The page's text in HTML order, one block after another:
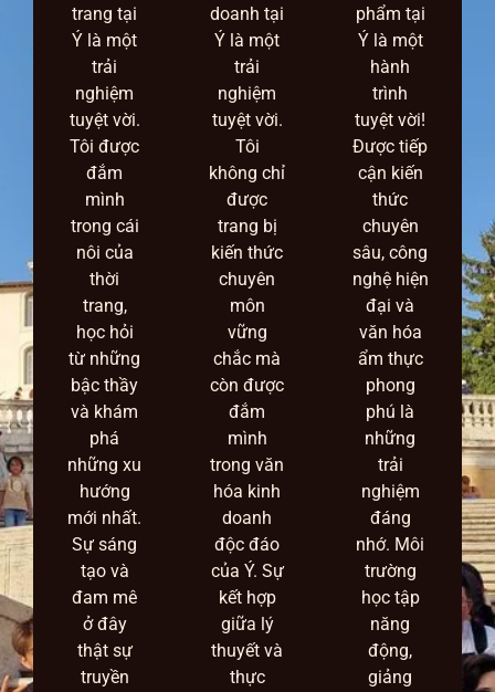
trang tại
Ý là một
trải
nghiệm
tuyệt vời.
Tôi được
đắm
mình
trong cái
nôi của
thời
trang,
học hỏi
từ những
bậc thầy
và khám
phá
những xu
hướng
mới nhất.
Sự sáng
tạo và
đam mê
ở đây
thật sự
truyền
doanh tại
Ý là một
trải
nghiệm
tuyệt vời.
Tôi
không chỉ
được
trang bị
kiến thức
chuyên
môn
vững
chắc mà
còn được
đắm
mình
trong văn
hóa kinh
doanh
độc đáo
của Ý. Sự
kết hợp
giữa lý
thuyết và
thực
phẩm tại
Ý là một
hành
trình
tuyệt vời!
Được tiếp
cận kiến
thức
chuyên
sâu, công
nghệ hiện
đại và
văn hóa
ẩm thực
phong
phú là
những
trải
nghiệm
đáng
nhớ. Môi
trường
học tập
năng
động,
giảng